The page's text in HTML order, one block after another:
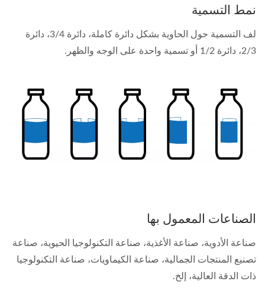
نمط التسمية
لف التسمية حول الحاوية بشكل دائرة كاملة، دائرة 3/4، دائرة
2/3، دائرة 1/2 أو تسمية واحدة على الوجه والظهر.
الصناعات المعمول بها
صناعة الأدوية، صناعة الأغذية، صناعة التكنولوجيا الحيوية، صناعة
تصنيع المنتجات الجمالية، صناعة الكيماويات، صناعة التكنولوجيا
ذات الدقة العالية، إلخ.